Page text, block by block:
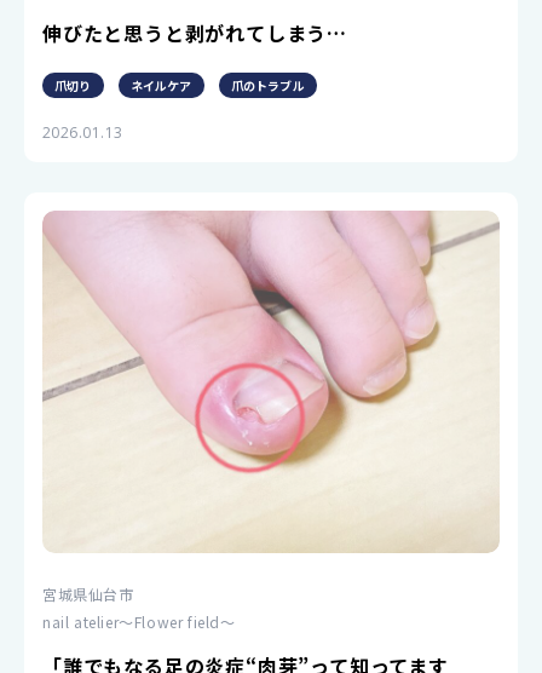
伸びたと思うと剥がれてしまう…
爪切り ネイルケア 爪のトラブル
2026.01.13
宮城県仙台市
nail atelier〜Flower field〜
「誰でもなる足の炎症“肉芽”って知ってます